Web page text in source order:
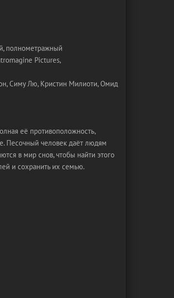
полнометражный
Pictures,
Симу Лю, Кристин Милиоти, Омид
её противоположность,
Песочный человек даёт людям
в мир снов, чтобы найти этого
и сохранить их семью.